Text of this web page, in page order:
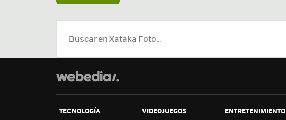
TECNOLOGÍA VIDEOJUEGOS ENTRETENIMIENTO